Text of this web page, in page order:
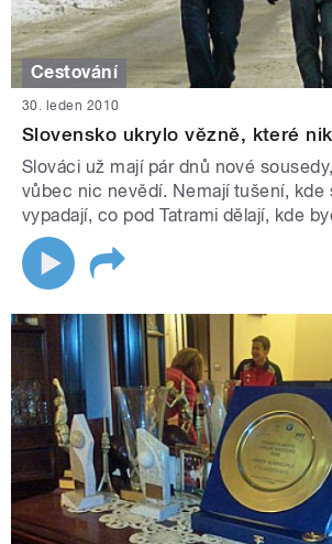
Cestování
30. leden 2010
Slovensko ukrylo vězně, které
Slováci už mají pár dnů nové
vůbec nic nevědí. Nemají tušení, kde
vypadají, co pod Tatrami dělají, kde